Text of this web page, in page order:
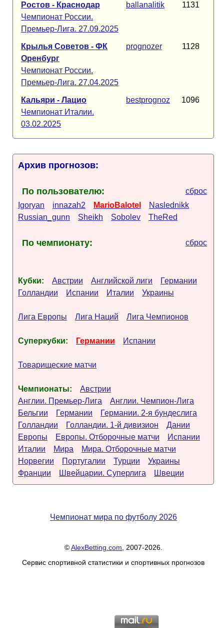
Ростов - Краснодар
Чемпионат России.
Премьер-Лига. 27.09.2025
ballanalitik 1131
Крылья Советов - ФК
Оренбург
Чемпионат России.
Премьер-Лига. 27.04.2025
prognozer 1128
Кальяри - Лацио
Чемпионат Италии.
03.02.2025
bestprognoz 1096
Архив прогнозов:
По пользователю:
сброс
Igoryan
innazah2 MarioBalotel
Naslednikk
Russian_gunn
Sheikh Sobolev TheRed
По чемпионату: сброс
Кубки: Австрии Английской лиги
Германии
Голландии
Испании Италии Украины
Лига Европы Лига Наций Лига Чемпионов
Суперкубки: Германии Испании
Товарищеские матчи
Чемпионаты:
Австрии
Англии. Премьер-Лига
Англии. Чемпион-Лига
Бельгии
Германии
Германии. 2-я бундеслига
Голландии
Голландии. 1-й дивизион
Дании
Европы
Европы. Отборочные матчи
Испании
Италии
Мира
Мира. Отборочные матчи
Норвегии
Португалии Турции
Украины
Франции
Швейцарии. Суперлига Швеции
Чемпионат мира по футболу 2026
©AlexBetting.com , 2007-2026.
Сервис спортивной статистики и спортивных прогнозов